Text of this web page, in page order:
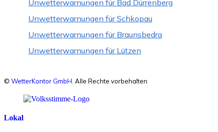
Unwetterwarnungen für Bad Dürrenberg
Unwetterwarnungen für Schkopau
Unwetterwarnungen für Braunsbedra
Unwetterwarnungen für Lützen
© WetterKontor GmbH . Alle Rechte vorbehalten
Lokal